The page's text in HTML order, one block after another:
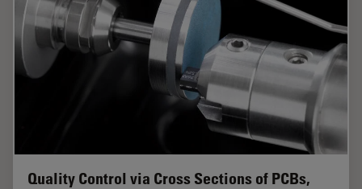
Quality Control via Cross Sections of PCBs,